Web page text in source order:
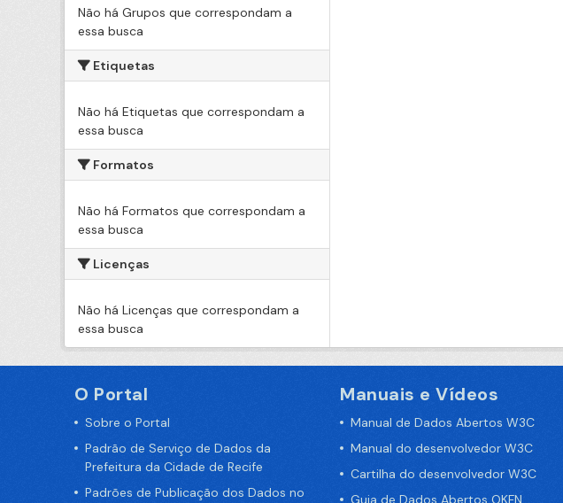
Não há Grupos que correspondam a
essa busca
Etiquetas
Não há Etiquetas que correspondam a
essa busca
Formatos
Não há Formatos que correspondam a
essa busca
Licenças
Não há Licenças que correspondam a
essa busca
O Portal
Sobre o Portal
Padrão de Serviço de Dados da
Prefeitura da Cidade de Recife
Padrões de Publicação dos Dados no
Manuais e Vídeos
Manual de Dados Abertos W3C
Manual do desenvolvedor W3C
Cartilha do desenvolvedor W3C
Guia de Dados Abertos OKFN